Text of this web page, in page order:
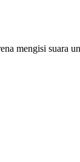
mengisi suara